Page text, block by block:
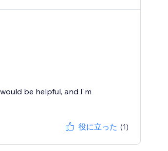
be helpful, and I'm
役に立った (1)